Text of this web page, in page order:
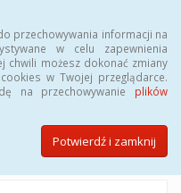
przechowywania informacji na
w celu zapewnienia
chwili możesz dokonać zmiany
w Twojej przeglądarce.
na przechowywanie plików
Potwierdź i zamknij
PUBLICZNEJ
Opola